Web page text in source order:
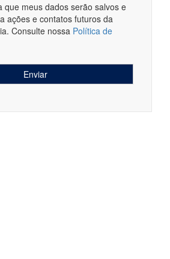
que meus dados serão salvos e
ações e contatos futuros da
Consulte nossa Política de
Enviar